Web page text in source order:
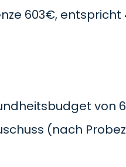
603€, entspricht
von
(nach